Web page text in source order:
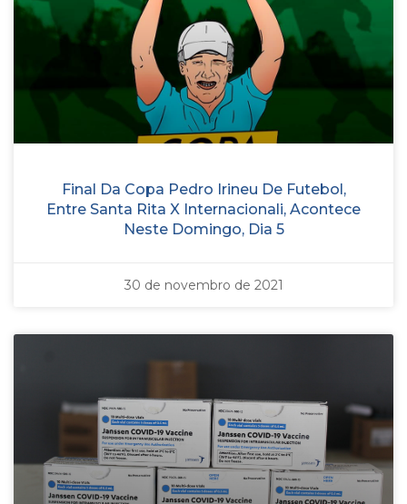
Final Da Copa Pedro Irineu De Futebol,
Entre Santa Rita X Internacionali, Acontece
Neste Domingo, Dia 5
30 de novembro de 2021